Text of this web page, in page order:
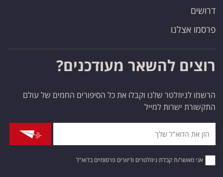
דרושים
פרסמו אצלנו
רוצים להשאר מעודכנים?
הרשמו לניוזלטר שלנו וקבלו את כל הסיפורים החמים של עולם
התקשורת ישרות למייל
אני מאשר/ת קבלת ניוזלטרים ודיוורים פרסומיים בדוא"ל